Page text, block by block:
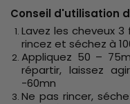
Conseil d'utilisation
Lavez les cheveux
rincez et séchez à
Appliquez 50 –
répartir, laissez
-60mn
Ne pas rincer,